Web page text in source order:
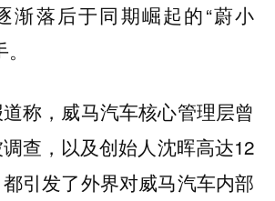
渐落后于同期崛起的“蔚小
称，威马汽车核心管理层曾
查，以及创始人沈晖高达12
引发了外界对威马汽车内部